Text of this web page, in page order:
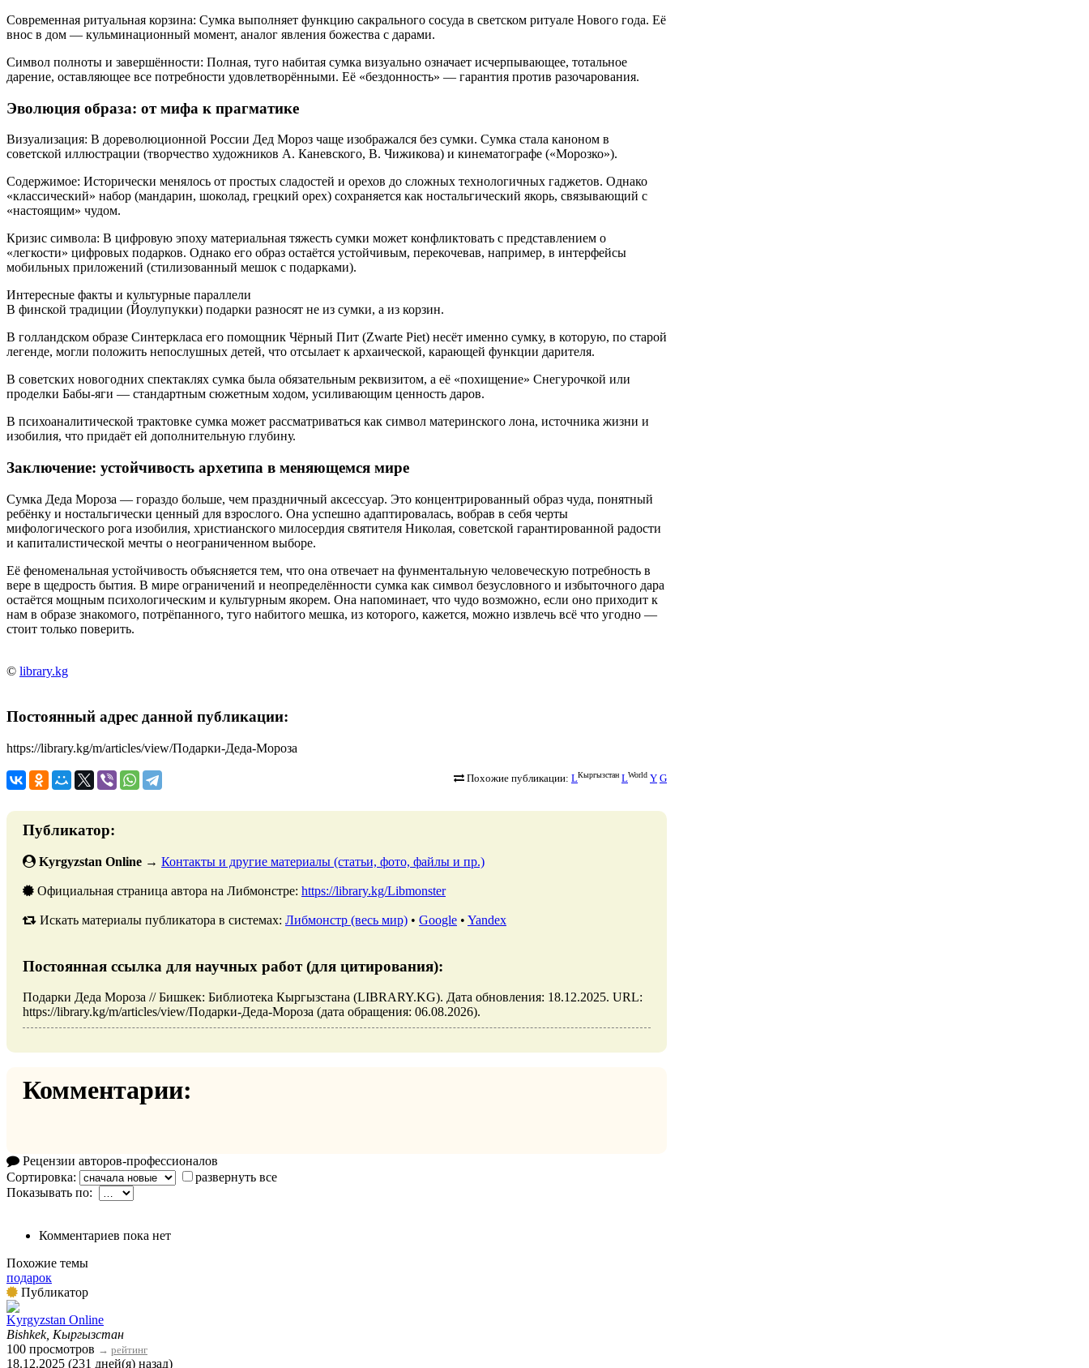
Современная ритуальная корзина: Сумка выполняет функцию сакрального сосуда в светском ритуале Нового года. Её
внос в дом — кульминационный момент, аналог явления божества с дарами.
Символ полноты и завершённости: Полная, туго набитая сумка визуально означает исчерпывающее, тотальное
дарение, оставляющее все потребности удовлетворёнными. Её «бездонность» — гарантия против разочарования.
Эволюция образа: от мифа к прагматике
Визуализация: В дореволюционной России Дед Мороз чаще изображался без сумки. Сумка стала каноном в
советской иллюстрации (творчество художников А. Каневского, В. Чижикова) и кинематографе («Морозко»).
Содержимое: Исторически менялось от простых сладостей и орехов до сложных технологичных гаджетов. Однако
«классический» набор (мандарин, шоколад, грецкий орех) сохраняется как ностальгический якорь, связывающий с
«настоящим» чудом.
Кризис символа: В цифровую эпоху материальная тяжесть сумки может конфликтовать с представлением о
«легкости» цифровых подарков. Однако его образ остаётся устойчивым, перекочевав, например, в интерфейсы
мобильных приложений (стилизованный мешок с подарками).
Интересные факты и культурные параллели
В финской традиции (Йоулупукки) подарки разносят не из сумки, а из корзин.
В голландском образе Синтеркласа его помощник Чёрный Пит (Zwarte Piet) несёт именно сумку, в которую, по старой
легенде, могли положить непослушных детей, что отсылает к архаической, карающей функции дарителя.
В советских новогодних спектаклях сумка была обязательным реквизитом, а её «похищение» Снегурочкой или
проделки Бабы-яги — стандартным сюжетным ходом, усиливающим ценность даров.
В психоаналитической трактовке сумка может рассматриваться как символ материнского лона, источника жизни и
изобилия, что придаёт ей дополнительную глубину.
Заключение: устойчивость архетипа в меняющемся мире
Сумка Деда Мороза — гораздо больше, чем праздничный аксессуар. Это концентрированный образ чуда, понятный
ребёнку и ностальгически ценный для взрослого. Она успешно адаптировалась, вобрав в себя черты
мифологического рога изобилия, христианского милосердия святителя Николая, советской гарантированной радости
и капиталистической мечты о неограниченном выборе.
Её феноменальная устойчивость объясняется тем, что она отвечает на фунментальную человеческую потребность в
вере в щедрость бытия. В мире ограничений и неопределённости сумка как символ безусловного и избыточного дара
остаётся мощным психологическим и культурным якорем. Она напоминает, что чудо возможно, если оно приходит к
нам в образе знакомого, потрёпанного, туго набитого мешка, из которого, кажется, можно извлечь всё что угодно —
стоит только поверить.
© library.kg
Постоянный адрес данной публикации:
https://library.kg/m/articles/view/Подарки-Деда-Мороза
Похожие публикации: LКыргызстан LWorld Y G
Публикатор:
Kyrgyzstan Online → Контакты и другие материалы (статьи, фото, файлы и пр.)
Официальная страница автора на Либмонстре: https://library.kg/Libmonster
Искать материалы публикатора в системах: Либмонстр (весь мир) • Google • Yandex
Постоянная ссылка для научных работ (для цитирования):
Подарки Деда Мороза // Бишкек: Библиотека Кыргызстана (LIBRARY.KG). Дата обновления: 18.12.2025. URL:
https://library.kg/m/articles/view/Подарки-Деда-Мороза (дата обращения: 06.08.2026).
Комментарии:
Рецензии авторов-профессионалов
Сортировка:
развернуть все
Показывать по:
Комментариев пока нет
Похожие темы
подарок
Публикатор
Kyrgyzstan Online
Bishkek, Кыргызстан
100 просмотров → рейтинг
18.12.2025 (231 дней(я) назад)